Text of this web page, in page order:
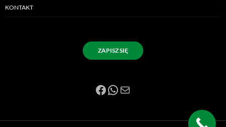
KONTAKT
ZAPISZ SIĘ
Facebook
WhatsApp
Mail